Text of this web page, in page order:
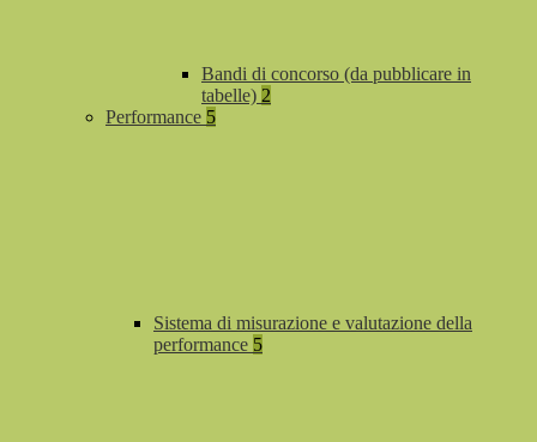
Bandi di concorso (da pubblicare in
tabelle) 2
Performance 5
Sistema di misurazione e valutazione della
performance 5